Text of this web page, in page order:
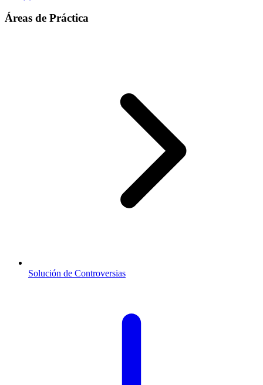
Áreas de Práctica
Solución de Controversias